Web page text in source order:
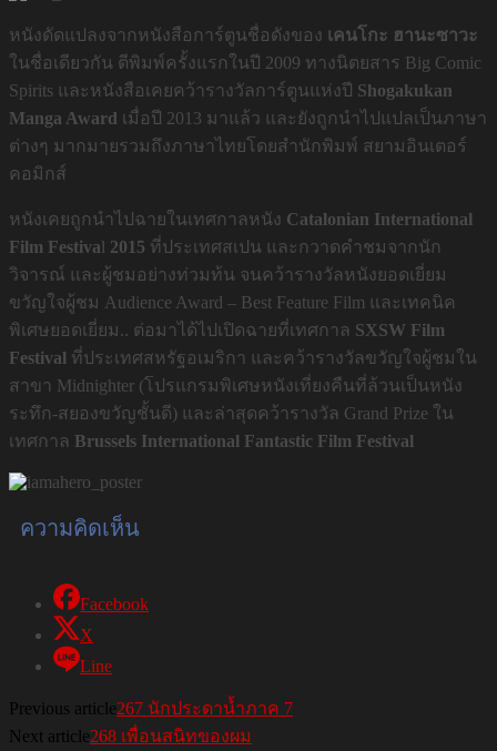
หนังดัดแปลงจากหนังสือการ์ตูนชื่อดังของ เคนโกะ ฮานะซาวะ
ในชื่อเดียวกัน ตีพิมพ์ครั้งแรกในปี 2009 ทางนิตยสาร Big Comic
Spirits และหนังสือเคยคว้ารางวัลการ์ตูนแห่งปี Shogakukan
Manga Award เมื่อปี 2013 มาแล้ว และยังถูกนำไปแปลเป็นภาษา
ต่างๆ มากมายรวมถึงภาษาไทยโดยสำนักพิมพ์ สยามอินเตอร์
คอมิกส์
หนังเคยถูกนำไปฉายในเทศกาลหนัง Catalonian International
Film Festival 2015 ที่ประเทศสเปน และกวาดคำชมจากนัก
วิจารณ์ และผู้ชมอย่างท่วมท้น จนคว้ารางวัลหนังยอดเยี่ยม
ขวัญใจผู้ชม Audience Award – Best Feature Film และเทคนิค
พิเศษยอดเยี่ยม.. ต่อมาได้ไปเปิดฉายที่เทศกาล SXSW Film
Festival ที่ประเทศสหรัฐอเมริกา และคว้ารางวัลขวัญใจผู้ชมใน
สาขา Midnighter (โปรแกรมพิเศษหนังเที่ยงคืนที่ล้วนเป็นหนัง
ระทึก-สยองขวัญชั้นดี) และล่าสุดคว้ารางวัล Grand Prize ใน
เทศกาล Brussels International Fantastic Film Festival
ความคิดเห็น
Facebook
X
Line
Previous article267 นักประดาน้ำภาค 7
Next article268 เพื่อนสนิทของผม